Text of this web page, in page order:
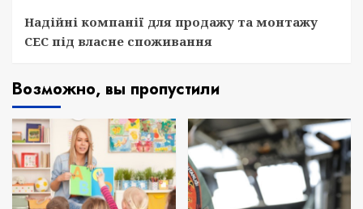
Надійні компанії для продажу та монтажу
СЕС під власне споживання
Возможно, вы пропустили